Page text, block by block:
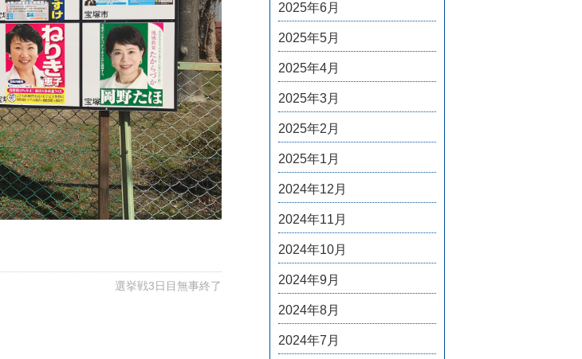
選挙戦3日目無事終了
2025年6月
2025年5月
2025年4月
2025年3月
2025年2月
2025年1月
2024年12月
2024年11月
2024年10月
2024年9月
2024年8月
2024年7月